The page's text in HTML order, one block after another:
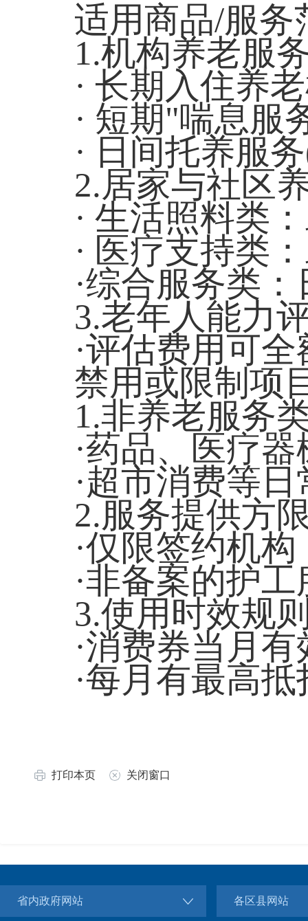
适用商品/服务
1.机构养老服
· 长期入住养
· 短期"喘息服
· 日间托养服
2.居家与社区
· 生活照料类
· 医疗支持类
·综合服务类
3.老年人能力
·评估费用可
禁用或限制项
1.非养老服务
·药品、医疗
·超市消费等
2.服务提供方
·仅限签约机
·非备案的护
3.使用时效规
·消费券当月
·每月有最高
打印本页 关闭窗口
省内政府网站 各区县网站